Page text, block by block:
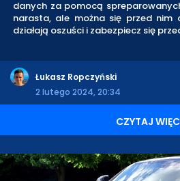
danych za pomocą
narasta, ale można się przed nim
działają oszuści i zabezpiecz się
Łukasz Ropczyński
2 lutego 2024, 20:34
CZYTAJ